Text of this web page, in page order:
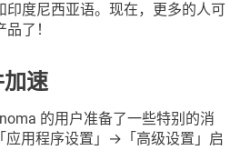
印度尼西亚语。现在，更多的人可
了！
速
的用户准备了一些特别的消
用程序设置」→「高级设置」启